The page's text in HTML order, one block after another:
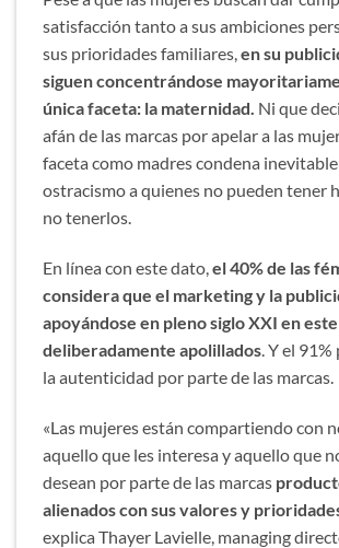
satisfacción tanto a sus ambiciones
sus prioridades familiares,en su
siguen concentrándose
única faceta: la maternidad. Ni que
afán de las marcas por apelar a las
faceta como madres condena
ostracismo a quienes no pueden tener
no tenerlos.
En línea con este dato, el 40% de las
considera que el marketing y la
apoyándose en pleno siglo XXI en
deliberadamente apolillados . Y el
la autenticidad por parte de las marcas.
«Las mujeres están compartiendo con
aquello que les interesa y aquello que
desean por parte de las marcas
alienados con sus valores y
explica Thayer Lavielle, managing